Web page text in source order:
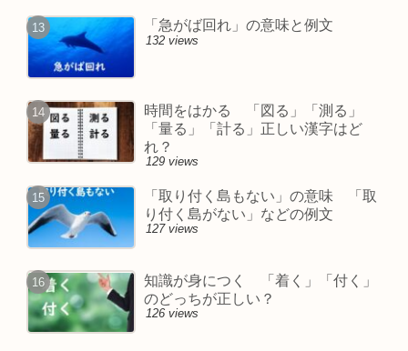
「急がば回れ」の意味と例文
132 views
時間をはかる 「図る」「測る」
「量る」「計る」正しい漢字はど
れ？
129 views
「取り付く島もない」の意味 「取
り付く島がない」などの例文
127 views
知識が身につく 「着く」「付く」
のどっちが正しい？
126 views